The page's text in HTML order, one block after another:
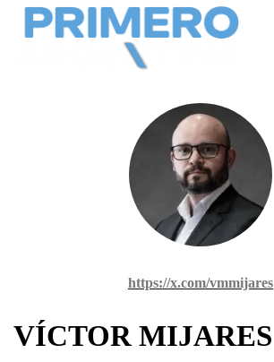
https://x.com/vmmijares
VÍCTOR MIJARES